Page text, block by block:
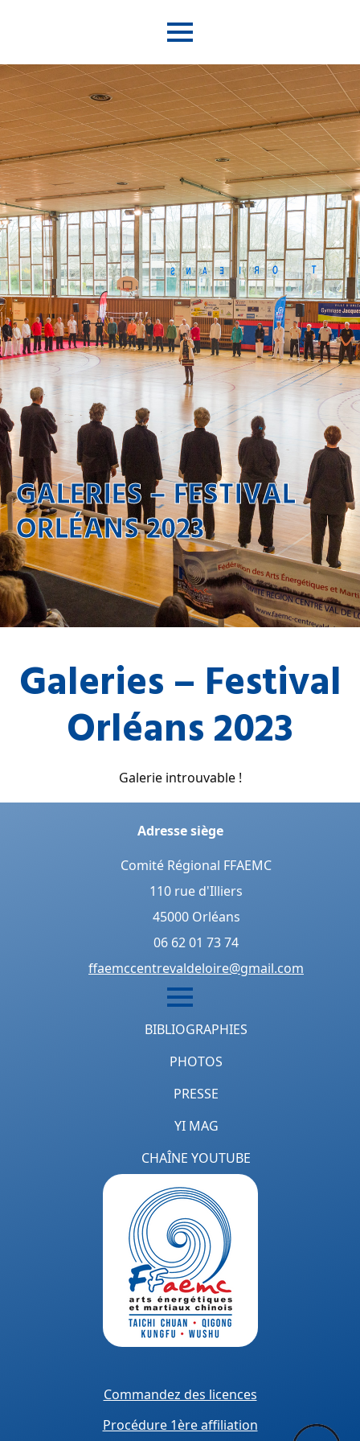
GALERIES – FESTIVAL
ORLÉANS 2023
Galeries – Festival
Orléans 2023
Galerie introuvable !
Adresse siège
Comité Régional FFAEMC
110 rue d'Illiers
45000 Orléans
06 62 01 73 74
ffaemccentrevaldeloire@gmail.com
BIBLIOGRAPHIES
PHOTOS
PRESSE
YI MAG
CHAÎNE YOUTUBE
Commandez des licences
Procédure 1ère affiliation